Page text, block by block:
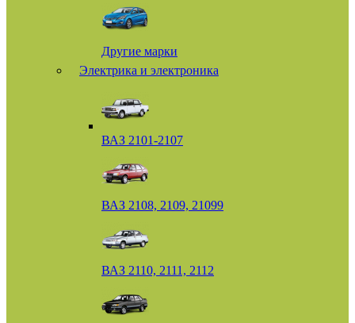
Другие марки
Электрика и электроника
ВАЗ 2101-2107
ВАЗ 2108, 2109, 21099
ВАЗ 2110, 2111, 2112